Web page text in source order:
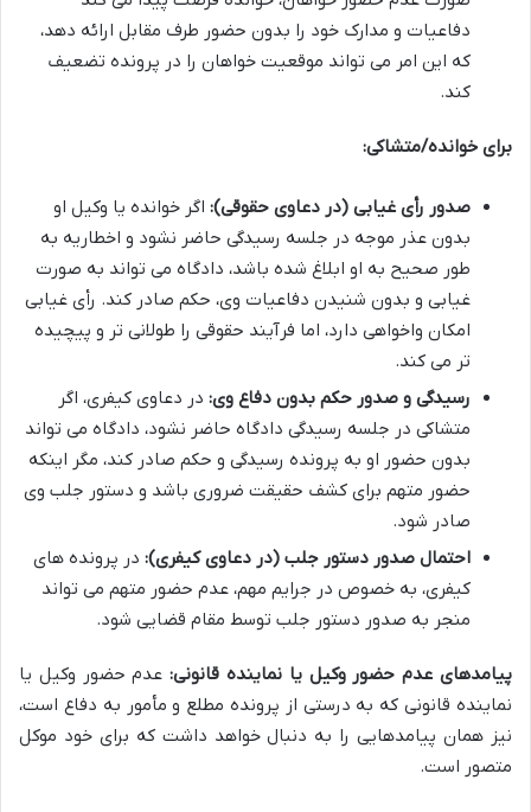
دفاعیات و مدارک خود را بدون حضور طرف مقابل ارائه دهد،
که این امر می تواند موقعیت خواهان را در پرونده تضعیف
کند.
برای خوانده/متشاکی:
صدور رأی غیابی (در دعاوی حقوقی): اگر خوانده یا وکیل او
بدون عذر موجه در جلسه رسیدگی حاضر نشود و اخطاریه به
طور صحیح به او ابلاغ شده باشد، دادگاه می تواند به صورت
غیابی و بدون شنیدن دفاعیات وی، حکم صادر کند. رأی غیابی
امکان واخواهی دارد، اما فرآیند حقوقی را طولانی تر و پیچیده
تر می کند.
رسیدگی و صدور حکم بدون دفاع وی: در دعاوی کیفری، اگر
متشاکی در جلسه رسیدگی دادگاه حاضر نشود، دادگاه می تواند
بدون حضور او به پرونده رسیدگی و حکم صادر کند، مگر اینکه
حضور متهم برای کشف حقیقت ضروری باشد و دستور جلب وی
صادر شود.
احتمال صدور دستور جلب (در دعاوی کیفری): در پرونده های
کیفری، به خصوص در جرایم مهم، عدم حضور متهم می تواند
منجر به صدور دستور جلب توسط مقام قضایی شود.
پیامدهای عدم حضور وکیل یا نماینده قانونی:عدم حضور وکیل یا
نماینده قانونی که به درستی از پرونده مطلع و مأمور به دفاع است،
نیز همان پیامدهایی را به دنبال خواهد داشت که برای خود موکل
متصور است.